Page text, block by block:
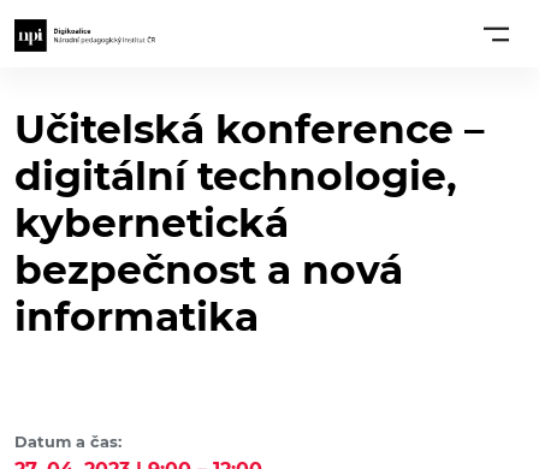
Učitelská konference –
digitální technologie,
kybernetická
bezpečnost a nová
informatika
Datum a čas: